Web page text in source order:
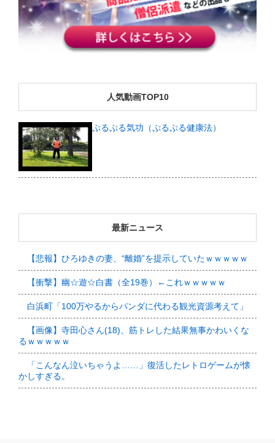
人気動画TOP10
ぷるぷる気功（ぷるぷる健康法）
最新ニュース
【悲報】ひろゆきの妻、“離婚”を提示していたｗｗｗｗｗ
【衝撃】幽☆遊☆白書（全19巻）←これｗｗｗｗｗ
白浜町「100万やるからパンダに代わる観光資源考えて」
【画像】寺田心さん(18)、筋トレした結果無事かわいくな
るｗｗｗｗｗ
「こんなん泣いちゃうよ……」復活したレトロゲームが懐
かしすぎる。